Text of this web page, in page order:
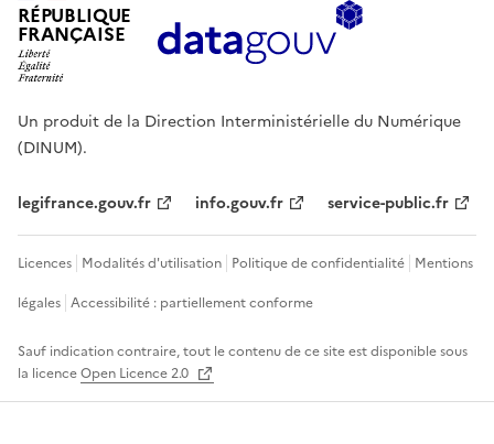
RÉPUBLIQUE
FRANÇAISE
Un produit de la Direction Interministérielle du Numérique
(DINUM).
legifrance.gouv.fr info.gouv.fr service-public.fr
Licences Modalités d'utilisation Politique de confidentialité Mentions
légales Accessibilité : partiellement conforme
Sauf indication contraire, tout le contenu de ce site est disponible sous
la licenceOpen Licence 2.0